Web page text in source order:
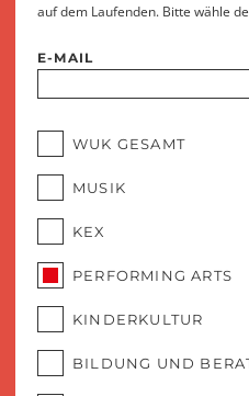
auf dem Laufenden. Bitte wähle
E-MAIL
WUK GESAMT
MUSIK
KEX
PERFORMING ARTS
KINDERKULTUR
BILDUNG UND